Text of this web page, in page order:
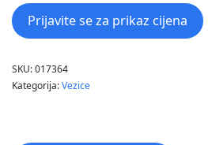
Prijavite se za prikaz cijena
SKU:017364
Kategorija:Vezice